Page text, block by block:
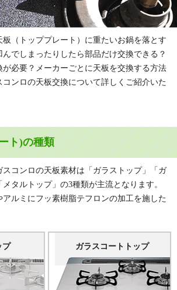
（トッププレート）に重たいお鍋を落とす
でしまったりしたら部品だけ交換できる？
が必要？メーカーごとに天板を交換する方法
ンロの天板交換について詳しくご紹介いた
ト)の種類
コンロの天板素材は「ガラストップ」「ガ
タルトップ」の3種類が主流となります。
ルミにフッ素樹脂テフロンの加工を施した
プ ガラスコートトップ